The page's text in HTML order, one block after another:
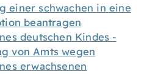
einer schwachen in eine
beantragen
deutschen Kindes -
von Amts wegen
erwachsenen